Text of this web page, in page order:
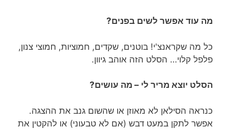
מה עוד אפשר לשים בפנים?
כל מה שקראנצ'י! בוטנים, שקדים, חמוציות, חמוצי צנון,
פלפל קלוי… הסלט הזה אוהב גיוון.
הסלט יוצא מריר לי – מה עושים?
כנראה הסילאן לא מאוזן או שהשום גנב את ההצגה.
אפשר לתקן במעט דבש (אם לא טבעוני) או להקטין את